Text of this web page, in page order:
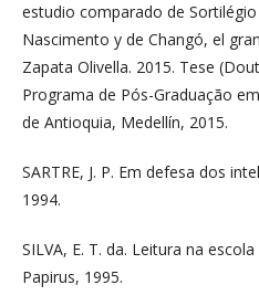
estudio comparado de
Nascimento y de Changó, el
Zapata Olivella. 2015. Tese
Programa de Pós-Graduação
de Antioquia, Medellín, 2015.
SARTRE, J. P. Em defesa dos
1994.
SILVA, E. T. da. Leitura na
Papirus, 1995.